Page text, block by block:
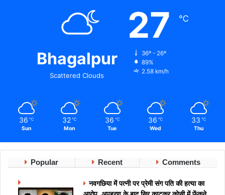
Bhagalpur
Scattered Clouds
27 ℃
36º - 26º
89%
2.58 km/h
36 ℃
Sun
32 ℃
Mon
36 ℃
Tue
36 ℃
Wed
33 ℃
Thu
Popular Recent Comments
नवगछिया में पत्नी पर प्रेमी संग पति की हत्या का